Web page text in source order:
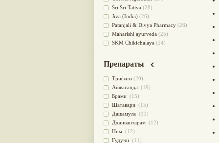
Противовоспалительное
Для Питта доши
Для сердца(32)
Для сосудов головного мозга
(32)
Для лица(31)
Употребление в пищу
Ароматерапия(29)
Жаропонижающее
для памяти (28)
для почек(28)
Обезболивающие (28)
Слабительное
Афродизиак(27)
Sri Sri Tattva (28)
Jiva (India) (26)
Patanjali & Divya Pharmacy (26)
Maharishi ayurveda (25)
SKM Chikichalaya (24)
CONCENTRATES LTD (India)
CHARAK PHARMA
Satya Sai(20)
Vyas(20)
Bipha(19)
Kerala Ayurveda
Organic India pvt ltd
Lalita (16)
Ashtang Herbals
Препараты
Трифала (20)
Ашваганда (19)
Брами (15)
Шатавари (15)
Дашамула (13)
Дханвантарам (12)
Ним (12)
Гудучи (11)